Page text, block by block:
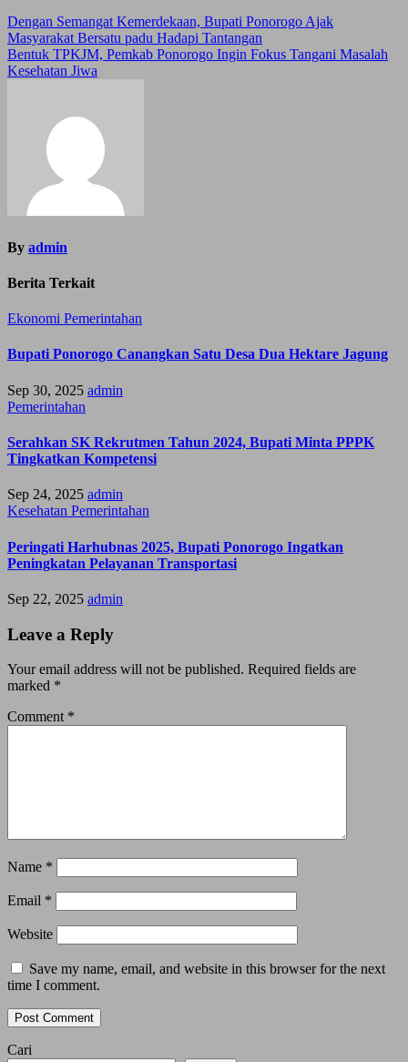
Post
navigation
Dengan Semangat Kemerdekaan, Bupati Ponorogo Ajak
Masyarakat Bersatu padu Hadapi Tantangan
Bentuk TPKJM, Pemkab Ponorogo Ingin Fokus Tangani Masalah
Kesehatan Jiwa
By admin
Berita Terkait
Ekonomi Pemerintahan
Bupati Ponorogo Canangkan Satu Desa Dua Hektare Jagung
Sep 30, 2025 admin
Pemerintahan
Serahkan SK Rekrutmen Tahun 2024, Bupati Minta PPPK
Tingkatkan Kompetensi
Sep 24, 2025 admin
Kesehatan Pemerintahan
Peringati Harhubnas 2025, Bupati Ponorogo Ingatkan
Peningkatan Pelayanan Transportasi
Sep 22, 2025 admin
Leave a Reply
Your email address will not be published. Required fields are
marked *
Comment *
Name *
Email *
Website
Save my name, email, and website in this browser for the next
time I comment.
Cari